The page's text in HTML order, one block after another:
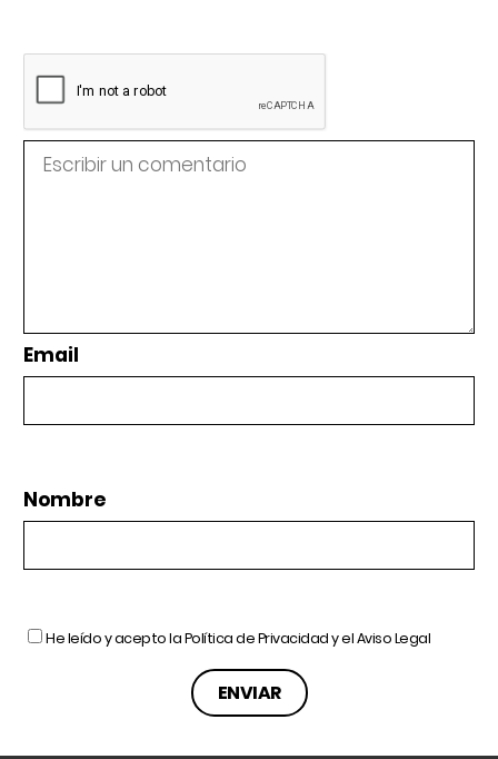
Email
Nombre
He leído y acepto laPolítica de Privacidady elAviso Legal